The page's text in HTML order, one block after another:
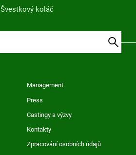
Švestkový koláč
Management
Press
Castingy a výzvy
Kontakty
Zpracování osobních údajů